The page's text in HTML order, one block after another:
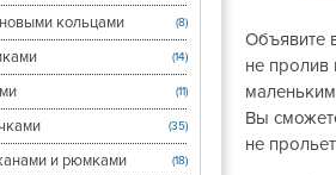
кольцами (8)
(14)
(11)
(35)
и рюмками (18)
Объявите
не пролив
Вы
не